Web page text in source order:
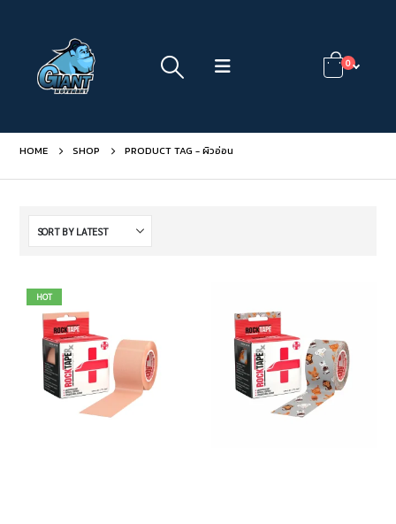
0
HOME SHOP PRODUCT TAG -ผิวอ่อน
HOT
฿760.00 760.00